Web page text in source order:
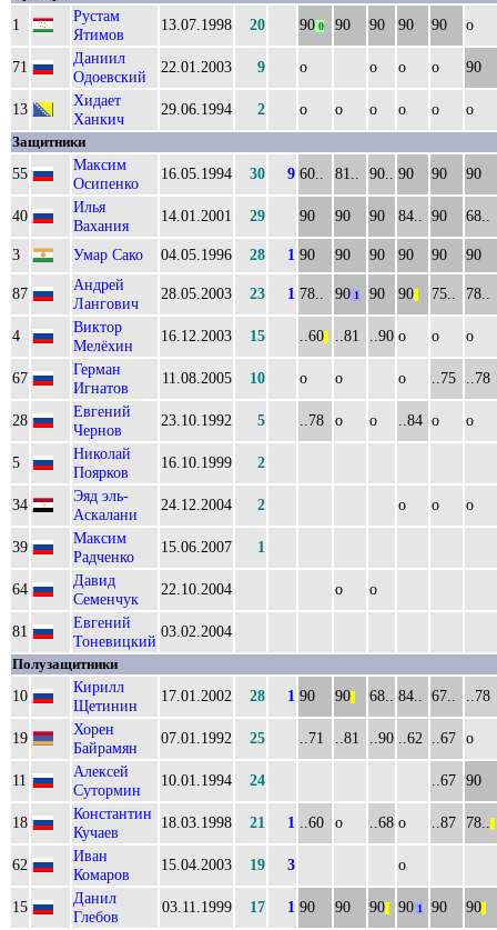
1
Рустам
Ятимов
13.07.1998 20 90 0 90 90 90 90 о
71
Даниил
Одоевский
22.01.2003 9 о о о о 90
13
Хидает
Ханкич
29.06.1994 2 о о о о о о
Защитники
55
Максим
Осипенко
16.05.1994 30 9 60.. 81.. 90.. 90 90 90
40
Илья
Вахания
14.01.2001 29 90 90 90 84.. 90 68..
3 Умар Сако 04.05.1996 28 1 90 90 90 90 90 90
87
Андрей
Лангович
28.05.2003 23 1 78.. 90 1 90 90 75.. 78..
4
Виктор
Мелёхин
16.12.2003 15 ..60 ..81 ..90 о о о
67
Герман
Игнатов
11.08.2005 10 о о о ..75 ..78
28
Евгений
Чернов
23.10.1992 5 ..78 о о ..84 о о
5
Николай
Поярков
16.10.1999 2
34
Эяд эль-
Аскалани
24.12.2004 2 о о о
39
Максим
Радченко
15.06.2007 1
64
Давид
Семенчук
22.10.2004 о о
81
Евгений
Тоневицкий
03.02.2004
Полузащитники
10
Кирилл
Щетинин
17.01.2002 28 1 90 90 68.. 84.. 67.. ..78
19
Хорен
Байрамян
07.01.1992 25 ..71 ..81 ..90 ..62 ..67 о
11
Алексей
Сутормин
10.01.1994 24 ..67 90
18
Константин
Кучаев
18.03.1998 21 1 ..60 о ..68 о ..87 78..
62
Иван
Комаров
15.04.2003 19 3 о
15
Данил
Глебов
03.11.1999 17 1 90 90 90 90 1 90 90